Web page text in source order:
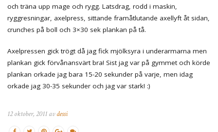
och träna upp mage och rygg. Latsdrag, rodd i maskin,
ryggresningar, axelpress, sittande framåtlutande axellyft åt sidan,
crunches på boll och 3×30 sek plankan på tå.
Axelpressen gick trögt då jag fick mjölksyra i underarmarna men
plankan gick förvånansvärt bra! Sist jag var på gymmet och körde
plankan orkade jag bara 15-20 sekunder på varje, men idag
orkade jag 30-35 sekunder och jag var stark! :)
12 oktober, 2011 avdessi